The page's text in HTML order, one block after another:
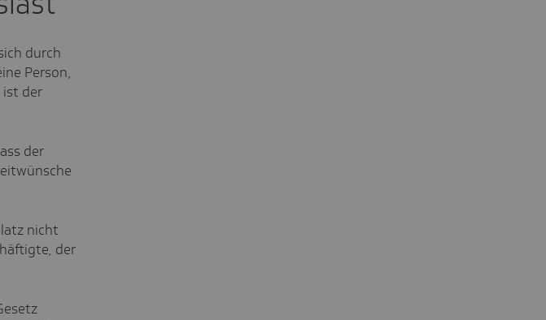
durch
Person,
der
der
nicht
der